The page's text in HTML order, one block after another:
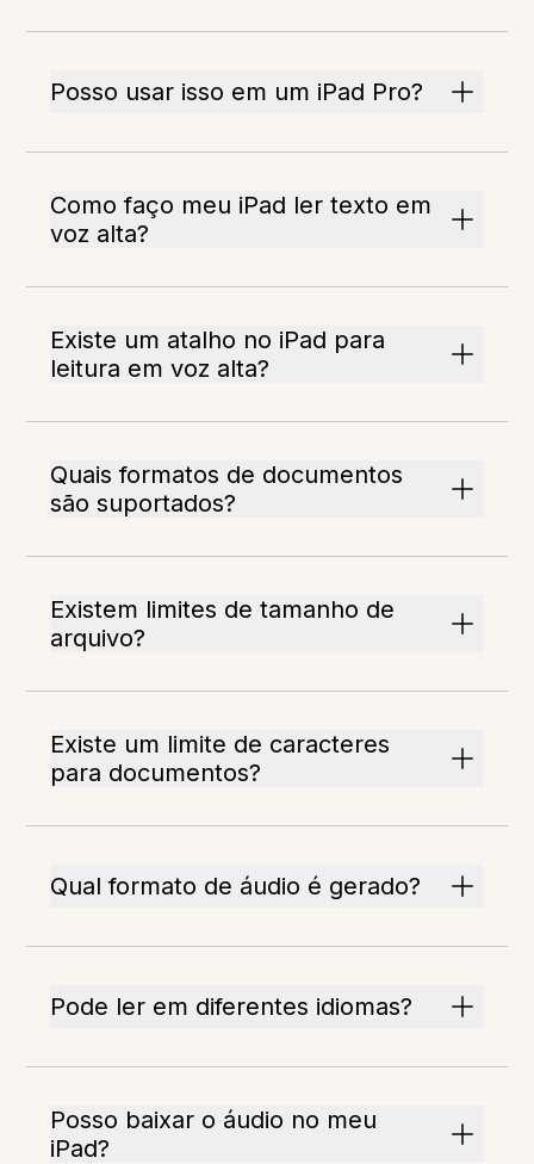
Posso usar isso em um iPad Pro?
Como faço meu iPad ler texto em
voz alta?
Existe um atalho no iPad para
leitura em voz alta?
Quais formatos de documentos
são suportados?
Existem limites de tamanho de
arquivo?
Existe um limite de caracteres
para documentos?
Qual formato de áudio é gerado?
Pode ler em diferentes idiomas?
Posso baixar o áudio no meu
iPad?